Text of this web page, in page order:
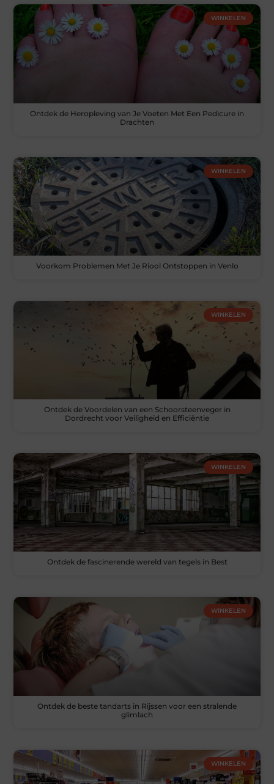
WINKELEN
Ontdek de Heropleving van Je Voeten Met Een Pedicure in
Drachten
WINKELEN
Voorkom Problemen Met Je Riool Ontstoppen in Venlo
WINKELEN
Ontdek de Voordelen van een Schoorsteenveger in
Dordrecht voor Veiligheid en Efficiëntie
WINKELEN
Ontdek de fascinerende wereld van tegels in Best
WINKELEN
Ontdek de beste tandarts in Rijssen voor een stralende
glimlach
WINKELEN